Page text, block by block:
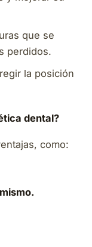
que se
perdidos.
la posición
dental?
como: